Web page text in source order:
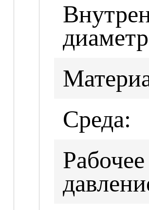
Среда:
Рабочее